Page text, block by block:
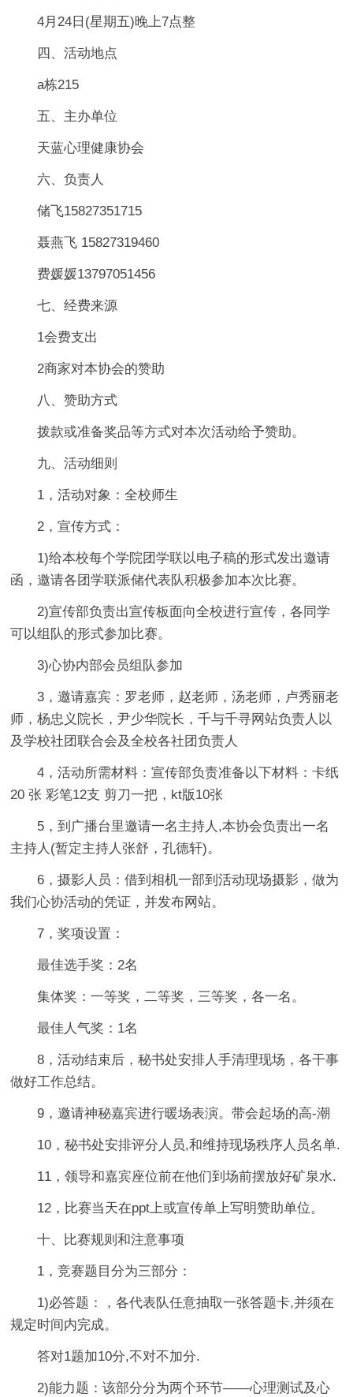
4月24日(星期五)晚上7点整
四、活动地点
a栋215
五、主办单位
天蓝心理健康协会
六、负责人
储飞15827351715
聂燕飞 15827319460
费媛媛13797051456
七、经费来源
1会费支出
2商家对本协会的赞助
八、赞助方式
拨款或准备奖品等方式对本次活动给予赞助。
九、活动细则
1，活动对象：全校师生
2，宣传方式：
1)给本校每个学院团学联以电子稿的形式发出邀请
函，邀请各团学联派储代表队积极参加本次比赛。
2)宣传部负责出宣传板面向全校进行宣传，各同学
可以组队的形式参加比赛。
3)心协内部会员组队参加
3，邀请嘉宾：罗老师，赵老师，汤老师，卢秀丽老
师，杨忠义院长，尹少华院长，千与千寻网站负责人以
及学校社团联合会及全校各社团负责人
4，活动所需材料：宣传部负责准备以下材料：卡纸
20 张 彩笔12支 剪刀一把，kt版10张
5，到广播台里邀请一名主持人,本协会负责出一名
主持人(暂定主持人张舒，孔德轩)。
6，摄影人员：借到相机一部到活动现场摄影，做为
我们心协活动的凭证，并发布网站。
7，奖项设置：
最佳选手奖：2名
集体奖：一等奖，二等奖，三等奖，各一名。
最佳人气奖：1名
8，活动结束后，秘书处安排人手清理现场，各干事
做好工作总结。
9，邀请神秘嘉宾进行暖场表演。带会起场的高-潮
10，秘书处安排评分人员,和维持现场秩序人员名单.
11，领导和嘉宾座位前在他们到场前摆放好矿泉水.
12，比赛当天在ppt上或宣传单上写明赞助单位。
十、比赛规则和注意事项
1，竞赛题目分为三部分：
1)必答题：，各代表队任意抽取一张答题卡,并须在
规定时间内完成。
答对1题加10分,不对不加分.
2)能力题：该部分分为两个环节——心理测试及心